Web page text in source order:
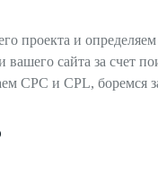
проекта и
сайта за счет
CPC и CPL, боремся